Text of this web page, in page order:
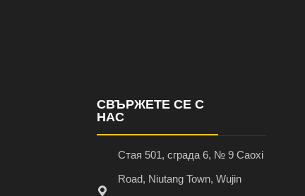
СВЪРЖЕТЕ СЕ С
НАС
Стая 501, сграда 6, № 9 Caoxi
Road, Niutang Town, Wujin